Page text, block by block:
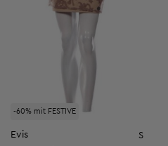
-60% mit FESTIVE
Evis S